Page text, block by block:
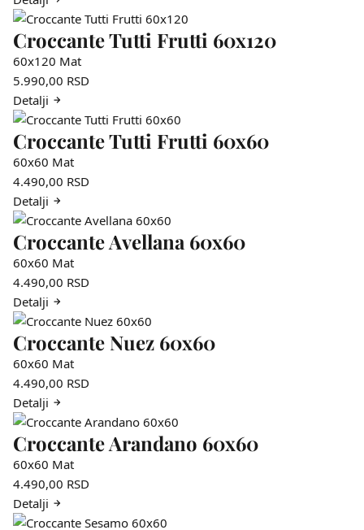
Croccante Tutti Frutti 60x120
60x120 Mat
5.990,00 RSD
Detalji
Croccante Tutti Frutti 60x60
60x60 Mat
4.490,00 RSD
Detalji
Croccante Avellana 60x60
60x60 Mat
4.490,00 RSD
Detalji
Croccante Nuez 60x60
60x60 Mat
4.490,00 RSD
Detalji
Croccante Arandano 60x60
60x60 Mat
4.490,00 RSD
Detalji